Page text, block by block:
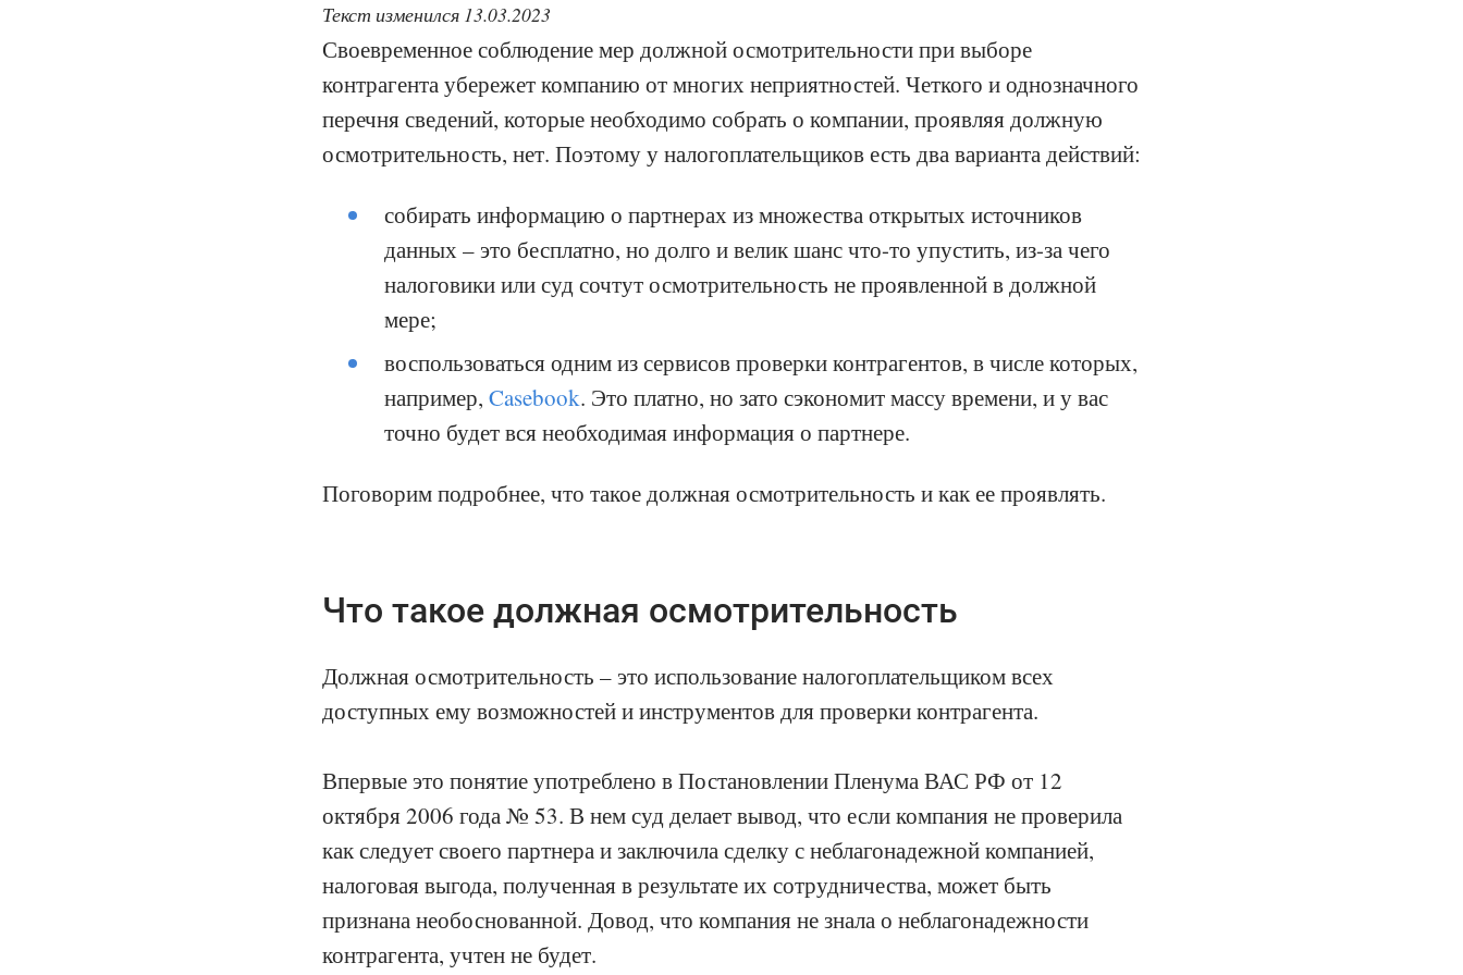
Текст изменился 13.03.2023
Своевременное соблюдение мер должной осмотрительности при выборе
контрагента убережет компанию от многих неприятностей. Четкого и однозначного
перечня сведений, которые необходимо собрать о компании, проявляя должную
осмотрительность, нет. Поэтому у налогоплательщиков есть два варианта действий:
собирать информацию о партнерах из множества открытых источников
данных – это бесплатно, но долго и велик шанс что-то упустить, из-за чего
налоговики или суд сочтут осмотрительность не проявленной в должной
мере;
воспользоваться одним из сервисов проверки контрагентов, в числе которых,
например, Casebook. Это платно, но зато сэкономит массу времени, и у вас
точно будет вся необходимая информация о партнере.
Поговорим подробнее, что такое должная осмотрительность и как ее проявлять.
Что такое должная осмотрительность
Должная осмотрительность – это использование налогоплательщиком всех
доступных ему возможностей и инструментов для проверки контрагента.
Впервые это понятие употреблено в Постановлении Пленума ВАС РФ от 12
октября 2006 года № 53. В нем суд делает вывод, что если компания не проверила
как следует своего партнера и заключила сделку с неблагонадежной компанией,
налоговая выгода, полученная в результате их сотрудничества, может быть
признана необоснованной. Довод, что компания не знала о неблагонадежности
контрагента, учтен не будет.